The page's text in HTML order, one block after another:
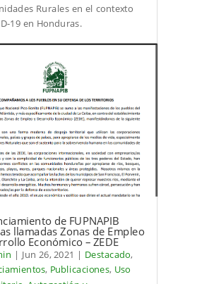
Rurales en el contexto
19 en Honduras.
de FUPNAPIB
llamadas Zonas de Empleo
Económico – ZEDE
| Jun 26, 2021 | Destacado,
, Publicaciones, Uso